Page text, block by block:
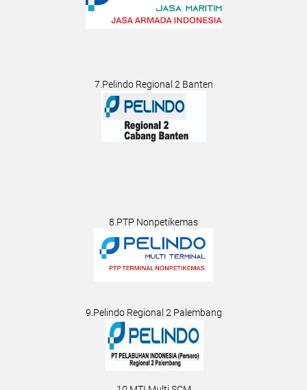
7.Pelindo Regional 2 Banten
8.PTP Nonpetikemas
9.Pelindo Regional 2 Palembang